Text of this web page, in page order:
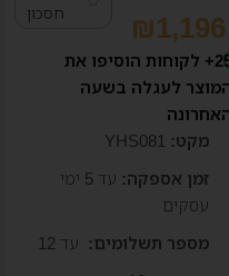
₪1,196
חסכון
25+ לקוחות הוסיפו את
לעגלה בשעה
מקט: YHS081
זמן אספקה: עד 5
ימי
עסקים
מספר תשלומים: עד 12